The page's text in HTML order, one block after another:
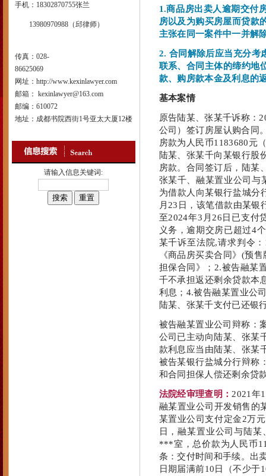
手机：18302870755张兰
13980970988（邱律师）
传真：028-
86625069
网址：http://www.kexinlawyer.com
邮箱： kexinlawyer@163.com
邮编：610072
地址：成都书院西街1号亚太大厦12楼
请输入信息关键词:
1.商品房出卖人逾期交付
房以及为购买房屋而贷款
主张在同一案件中一并解
2. 合同解除后应当充分考
联系、合同主体的缔约地
款、购房款本金及利息的
基本案情
原告陆某、张某千诉称：
公司）签订房屋认购合同
房款为人民币1183680元
陆某、张某千向某银行股
房款。合同签订后，陆某
张某千、融某置业公司与
为借款人向某银行盐城
月23日，该笔借款由某
至2024年3月26日已支付
义务，逾期交房已超过4
某千诉至法院,请求判令
《商品房买卖合同》(预
担保合同》；2.被告融某
千不承担返还剩余贷款本
利息；4.被告融某置业公
陆某、张某千支付已还银
被告融某置业公司辩称：
公司已主动向陆某、张某
款利息应当由陆某、张某
被告某银行盐城分行辩称
和合同担保人偿还剩余贷
法院经审理查明： 2021年
融某置业公司开发销售的
某置业公司支付定金2万
日，融某置业公司与陆
***室，总价款为人民币
条：交付时间和手续。出
日期届满前10日（不少于